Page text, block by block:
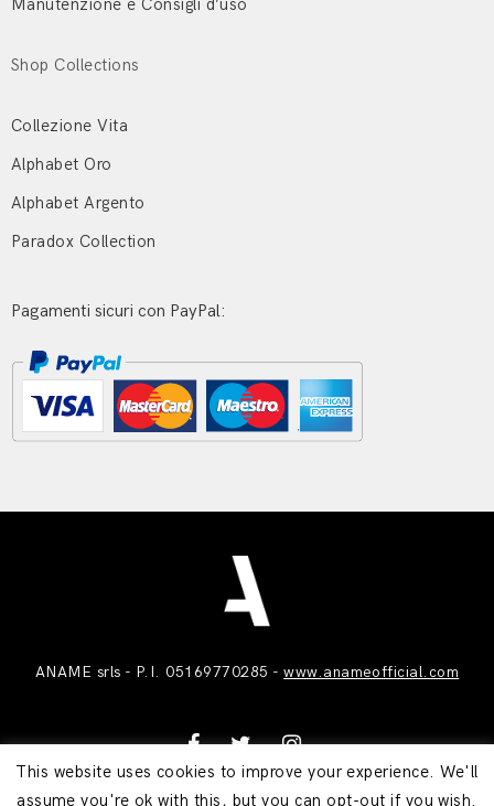
Manutenzione e Consigli d’uso
Shop Collections
Collezione Vita
Alphabet Oro
Alphabet Argento
Paradox Collection
Pagamenti sicuri con PayPal:
ANAME srls - P.I. 05169770285 -www.anameofficial.com
This website uses cookies to improve your experience. We'll
assume you're ok with this, but you can opt-out if you wish.